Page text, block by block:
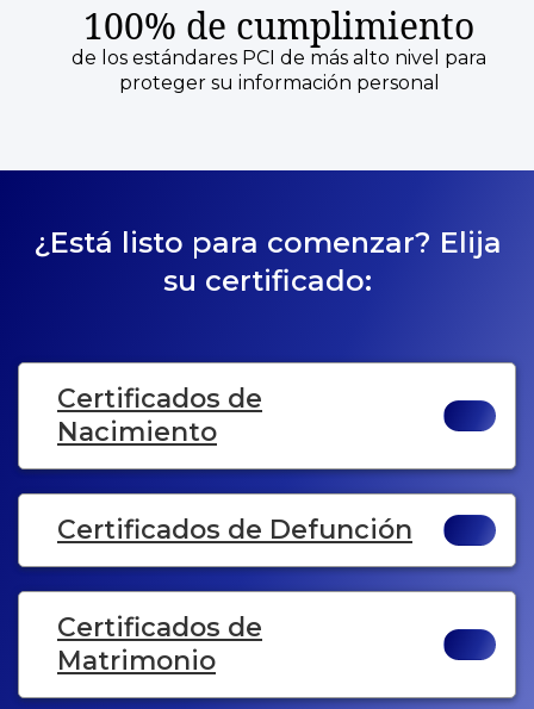
100% de cumplimiento
de los estándares PCI de más alto nivel para
proteger su información personal
¿Está listo para comenzar? Elija
su certificado:
Certificados de
Nacimiento
Certificados de Defunción
Certificados de
Matrimonio